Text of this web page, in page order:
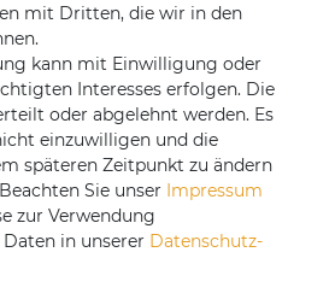
mit Dritten, die wir in den
kann mit Einwilligung oder
Interesses erfolgen. Die
oder abgelehnt werden. Es
einzuwilligen und die
späteren Zeitpunkt zu ändern
Sie unser Impressum
zur Verwendung
in unserer Daten­schutz­